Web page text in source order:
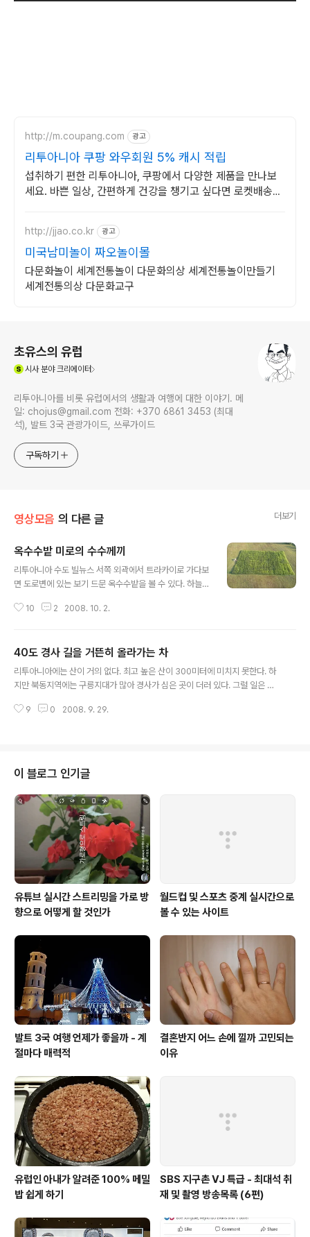
http://m.coupang.com 광고
리투아니아 쿠팡 와우회원 5% 캐시 적립
섭취하기 편한 리투아니아, 쿠팡에서 다양한 제품을 만나보
세요. 바쁜 일상, 간편하게 건강을 챙기고 싶다면 로켓배송으
http://jjao.co.kr 광고
미국남미놀이 짜오놀이몰
다문화놀이 세계전통놀이 다문화의상 세계전통놀이만들기
세계전통의상 다문화교구
초유스의 유럽
시사분야 크리에이터
리투아니아를 비롯 유럽에서의 생활과 여행에 대한 이야기. 메
일: chojus@gmail.com 전화: +370 6861 3453 (최대
석), 발트 3국 관광가이드, 쓰루가이드
구독하기
영상모음 의 다른 글 더보기
옥수수밭 미로의 수수께끼
리투아니아 수도 빌뉴스 서쪽 외곽에서 트라카이로 가다보
면 도로변에 있는 보기 드문 옥수수밭을 볼 수 있다. 하늘에
이 몰래 와서 만들어 놓지 않았을까 의구심을 불러일으킨
니아에서 이 옥수수밭 미로 사업을 최초로 실현시킨 사람
은 생물교사인 사울류스 카민스카스이다. 그는 10여년 전
부터 이 사업을 꿈꿔왔으나 여건이 안되었다. 그러다가 올
출연해서 자신의 사업 구상을 밝혔다. 하지만 투자자를 얻
10 2 2008. 10. 2.
40도 경사 길을 거뜬히 올라가는 차
리투아니아에는 산이 거의 없다. 최고 높은 산이 300미터에 미치지 못한다. 하
지만 북동지역에는 구릉지대가 많아 경사가 심은 곳이 더러 있다. 그럴 일은 없
걱정을 해보기도 한다. 이럴 때 생각하는 차가 있다. 바로 폴크스바겐이 생산하
s Mamontovas)의 노래 "사랑은 자유로워"(Meilė laisva)이다.
9 0 2008. 9. 29.
이 블로그 인기글
유튜브 실시간 스트리밍을 가로 방
향으로 어떻게 할 것인가
월드컵 및 스포츠 중계 실시간으로
볼 수 있는 사이트
발트 3국 여행 언제가 좋을까 - 계
절마다 매력적
결혼반지 어느 손에 낄까 고민되는
이유
유럽인 아내가 알려준 100% 메밀
밥 쉽게 하기
SBS 지구촌 VJ 특급 - 최대석 취
재 및 촬영 방송목록 (6편)